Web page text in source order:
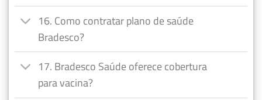
16. Como contratar plano de saúde
Bradesco?
17. Bradesco Saúde oferece cobertura
para vacina?